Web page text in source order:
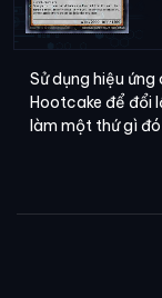
Sử dụng hiệu
Hootcake để đổi
làm một thứ gì